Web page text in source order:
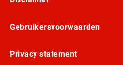
Gebruikersvoorwaarden
Privacy statement